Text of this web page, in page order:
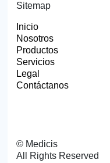
Sitemap
Inicio
Nosotros
Productos
Servicios
Legal
Contáctanos
© Medicis
All Rights Reserved